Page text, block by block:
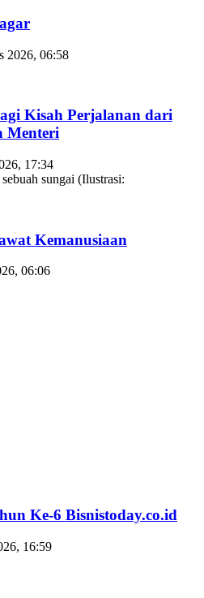
2026, 06:58
Kisah Perjalanan dari
Menteri
17:34
Kemanusiaan
06:06
Ke-6 Bisnistoday.co.id
16:59